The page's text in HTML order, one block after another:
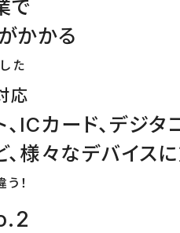
で
かかる
た
応
、ICカード、デジタ
、様々なデバイス
！